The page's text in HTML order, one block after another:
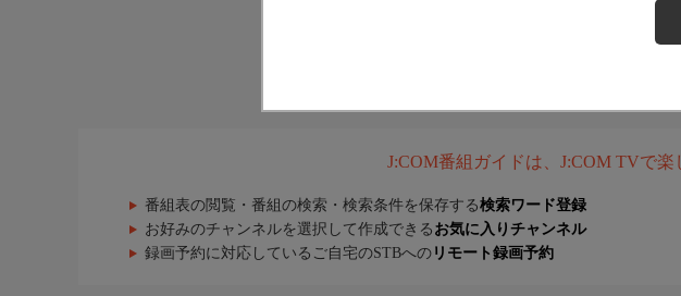
J:COM番組ガイドは、J:COM TVで
番組表の閲覧・番組の検索・検索条件を保存する検索ワード登録
お好みのチャンネルを選択して作成できる お気に入りチャンネル
録画予約に対応しているご自宅のSTBへの リモート録画予約